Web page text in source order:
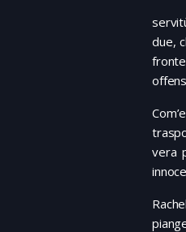
due,
vera